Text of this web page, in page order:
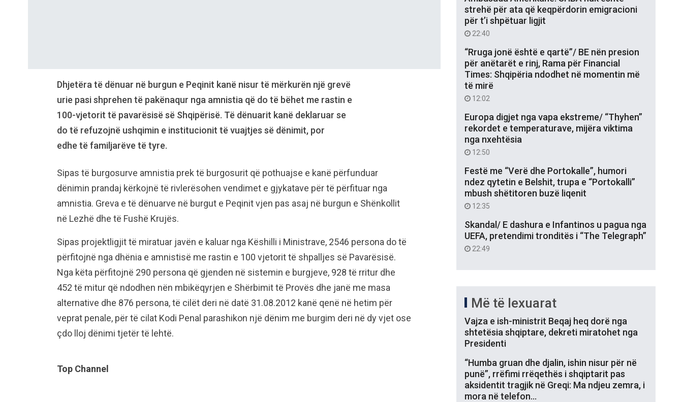
Dhjetëra të dënuar në burgun e Peqinit kanë nisur të mërkurën një grevë
urie pasi shprehen të pakënaqur nga amnistia që do të bëhet me rastin e
100-vjetorit të pavarësisë së Shqipërisë. Të dënuarit kanë deklaruar se
do të refuzojnë ushqimin e institucionit të vuajtjes së dënimit, por
edhe të familjarëve të tyre.
Sipas të burgosurve amnistia prek të burgosurit që pothuajse e kanë përfunduar
dënimin prandaj kërkojnë të rivlerësohen vendimet e gjykatave për të përfituar nga
amnistia. Greva e të dënuarve në burgut e Peqinit vjen pas asaj në burgun e Shënkollit
në Lezhë dhe të Fushë Krujës.
Sipas projektligjit të miratuar javën e kaluar nga Këshilli i Ministrave, 2546 persona do të
përfitojnë nga dhënia e amnistisë me rastin e 100 vjetorit të shpalljes së Pavarësisë.
Nga këta përfitojnë 290 persona që gjenden në sistemin e burgjeve, 928 të rritur dhe
452 të mitur që ndodhen nën mbikëqyrjen e Shërbimit të Provës dhe janë me masa
alternative dhe 876 persona, të cilët deri në datë 31.08.2012 kanë qenë në hetim për
veprat penale, për të cilat Kodi Penal parashikon një dënim me burgim deri në dy vjet ose
çdo lloj dënimi tjetër të lehtë.
Top Channel
strehë për ata që keqpërdorin emigracioni
për t’i shpëtuar ligjit
22:40
“Rruga jonë është e qartë”/ BE nën presion
për anëtarët e rinj, Rama për Financial
Times: Shqipëria ndodhet në momentin më
të mirë
12:02
Europa digjet nga vapa ekstreme/ “Thyhen”
rekordet e temperaturave, mijëra viktima
nga nxehtësia
12:50
Festë me “Verë dhe Portokalle”, humori
ndez qytetin e Belshit, trupa e “Portokalli”
mbush shëtitoren buzë liqenit
12:35
Skandal/ E dashura e Infantinos u pagua nga
UEFA, pretendimi tronditës i “The Telegraph”
22:49
Më të lexuarat
Vajza e ish-ministrit Beqaj heq dorë nga
shtetësia shqiptare, dekreti miratohet nga
Presidenti
“Humba gruan dhe djalin, ishin nisur për në
punë”, rrëfimi rrëqethës i shqiptarit pas
aksidentit tragjik në Greqi: Ma ndjeu zemra, i
mora në telefon…